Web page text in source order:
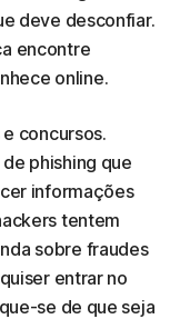
deve desconfiar.
encontre
online.
concursos.
phishing que
informações
tentem
sobre fraudes
entrar no
se de que seja